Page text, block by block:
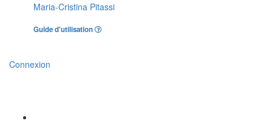
Maria-Cristina Pitassi
Guide d'utilisation
Connexion